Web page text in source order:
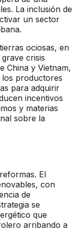
La inclusión de
un sector
ociosas, en
crisis
China y Vietnam,
productores
para adquirir
incentivos
y materias
sobre la
El
con
de
se
que
arribando a